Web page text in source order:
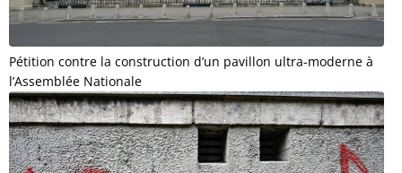
Pétition contre la construction d’un pavillon ultra-moderne à
l’Assemblée Nationale